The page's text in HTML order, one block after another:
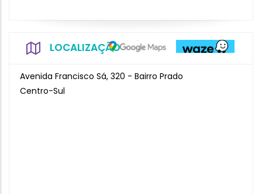
LOCALIZAÇÃO
Avenida Francisco Sá, 320 - Bairro Prado
Centro-Sul